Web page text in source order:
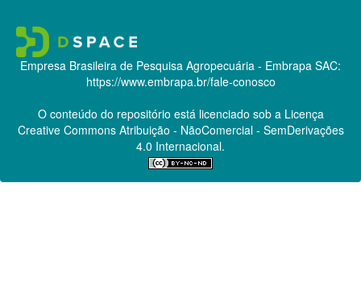
Empresa Brasileira de Pesquisa Agropecuária - Embrapa SAC:
https://www.embrapa.br/fale-conosco
O conteúdo do repositório está licenciado sob a Licença
Creative CommonsAtribuição - NãoComercial - SemDerivações
4.0 Internacional.